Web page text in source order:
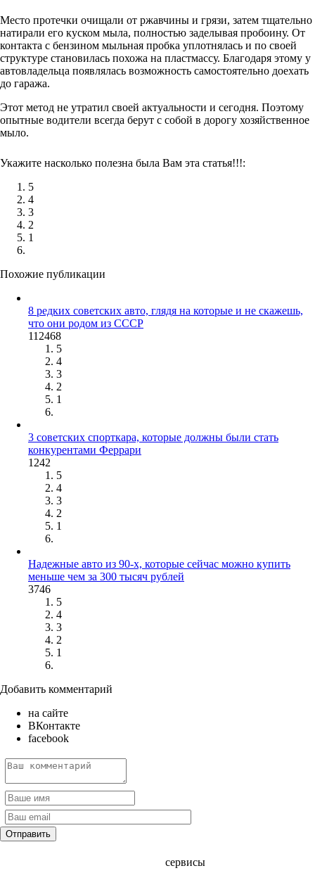
Место протечки очищали от ржавчины и грязи, затем тщательно
натирали его куском мыла, полностью заделывая пробоину. От
контакта с бензином мыльная пробка уплотнялась и по своей
структуре становилась похожа на пластмассу. Благодаря этому у
автовладельца появлялась возможность самостоятельно доехать
до гаража.
Этот метод не утратил своей актуальности и сегодня. Поэтому
опытные водители всегда берут с собой в дорогу хозяйственное
мыло.
Укажите насколько полезна была Вам эта статья!!!:
5
4
3
2
1
Похожие публикации
8 редких советских авто, глядя на которые и не скажешь,
что они родом из СССР
112468
5
4
3
2
1
3 советских спорткара, которые должны были стать
конкурентами Феррари
1242
5
4
3
2
1
Надежные авто из 90-х, которые сейчас можно купить
меньше чем за 300 тысяч рублей
3746
5
4
3
2
1
Добавить комментарий
на сайте
ВКонтакте
facebook
сервисы